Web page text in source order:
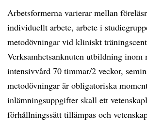
Arbetsformerna varierar mellan
individuellt arbete, arbete i
metodövningar vid kliniskt
Verksamhetsanknuten utbildning inom
intensivvård 70 timmar/2 veckor,
metodövningar är obligatoriska
inlämningsuppgifter skall ett
förhållningssätt tillämpas och